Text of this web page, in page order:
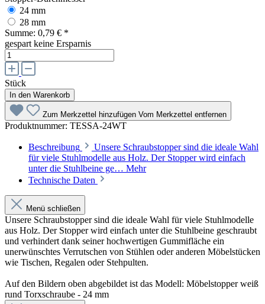
24 mm
28 mm
Summe: 0,79 € *
gespart keine Ersparnis
Stück
In den Warenkorb
Zum Merkzettel hinzufügen Vom Merkzettel entfernen
Produktnummer: TESSA-24WT
Beschreibung
Unsere Schraubstopper sind die ideale Wahl
für viele Stuhlmodelle aus Holz. Der Stopper wird einfach
unter die Stuhlbeine ge… Mehr
Technische Daten
Menü schließen
Unsere Schraubstopper sind die ideale Wahl für viele Stuhlmodelle
aus Holz. Der Stopper wird einfach unter die Stuhlbeine geschraubt
und verhindert dank seiner hochwertigen Gummifläche ein
unerwünschtes Verrutschen von Stühlen oder anderen Möbelstücken
wie Tischen, Regalen oder Stehpulten.
Auf den Bildern oben abgebildet ist das Modell: Möbelstopper weiß
rund Torxschraube - 24 mm